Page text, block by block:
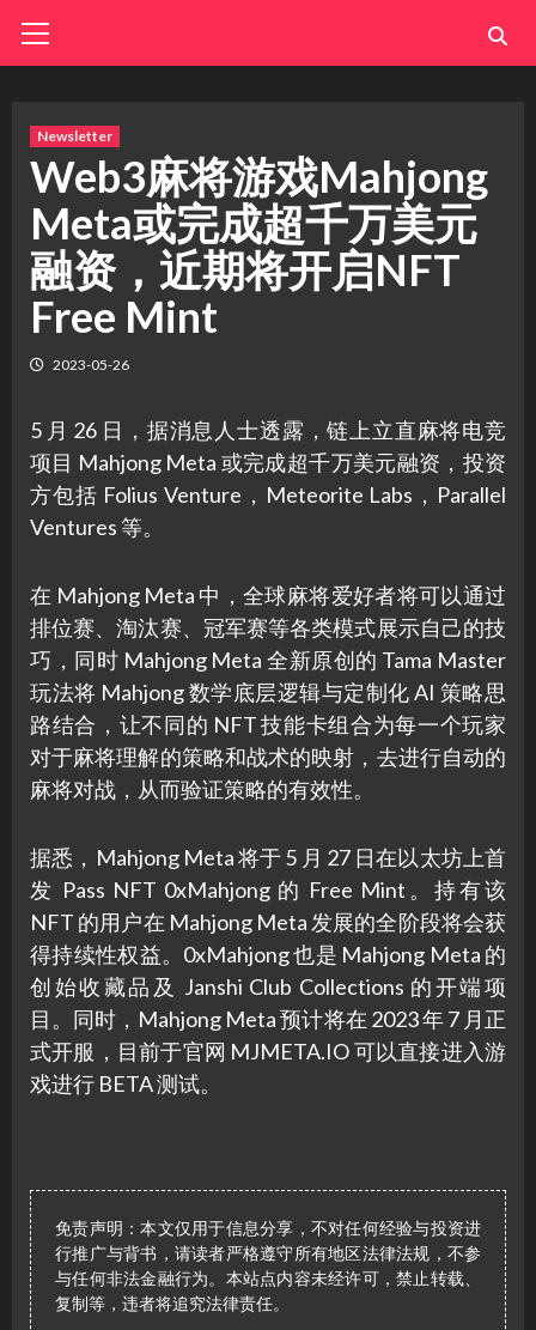
Menu
Newsletter
Web3麻将游戏Mahjong
Meta或完成超千万美元
融资，近期将开启NFT
Free Mint
2023-05-26
5 月 26 日，据消息人士透露，链上立直麻将电竞
项目 Mahjong Meta 或完成超千万美元融资，投资
方包括 Folius Venture，Meteorite Labs，Parallel
Ventures 等。
在 Mahjong Meta 中，全球麻将爱好者将可以通过
排位赛、淘汰赛、冠军赛等各类模式展示自己的技
巧，同时 Mahjong Meta 全新原创的 Tama Master
玩法将 Mahjong 数学底层逻辑与定制化 AI 策略思
路结合，让不同的 NFT 技能卡组合为每一个玩家
对于麻将理解的策略和战术的映射，去进行自动的
麻将对战，从而验证策略的有效性。
据悉，Mahjong Meta 将于 5 月 27 日在以太坊上首
发 Pass NFT 0xMahjong 的 Free Mint。持有该
NFT 的用户在 Mahjong Meta 发展的全阶段将会获
得持续性权益。0xMahjong 也是 Mahjong Meta 的
创始收藏品及 Janshi Club Collections 的开端项
目。同时，Mahjong Meta 预计将在 2023 年 7 月正
式开服，目前于官网 MJMETA.IO 可以直接进入游
戏进行 BETA 测试。
免责声明：本文仅用于信息分享，不对任何经验与投资进
行推广与背书，请读者严格遵守所有地区法律法规，不参
与任何非法金融行为。本站点内容未经许可，禁止转载、
复制等，违者将追究法律责任。